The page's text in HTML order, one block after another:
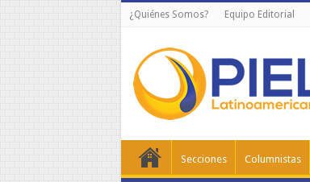
¿Quiénes Somos? Equipo Editorial
Secciones Columnistas